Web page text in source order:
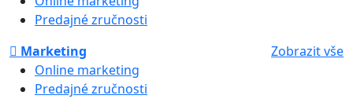
Predajné zručnosti
Marketing
Zobrazit vše
Online marketing
Predajné zručnosti